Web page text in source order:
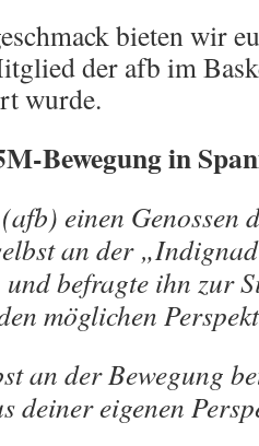
bieten wir
der afb im
wurde.
Bewegung in
einen Genossen
an der
befragte ihn zur
möglichen
an der Bewegung
deiner eigenen